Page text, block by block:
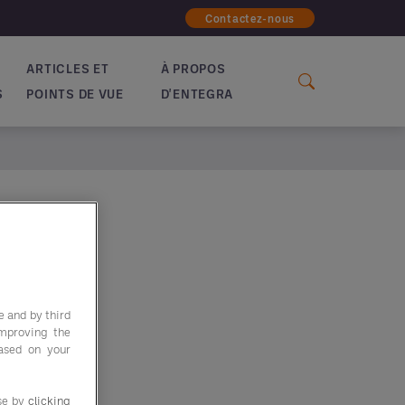
Contactez-nous
ARTICLES ET
POINTS DE VUE
À PROPOS
D'ENTEGRA
and by third
the
on your
by clicking